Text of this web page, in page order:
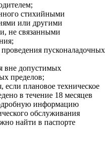
стихийными
или другими
не связанными
пусконаладочных
вне допустимых
пределов;
если плановое техническое
в течение 18 месяцев
информацию
обслуживания
найти в паспорте